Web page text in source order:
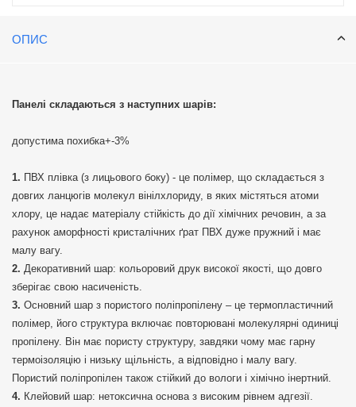
ОПИС
Панелі складаються з наступних шарів:
допустима похибка+-3%
ПВХ плівка (з лицьового боку) - це полімер, що складається з
довгих ланцюгів молекул вінілхлориду, в яких містяться атоми
хлору, це надає матеріалу стійкість до дії хімічних речовин, а за
рахунок аморфності кристалічних ґрат ПВХ дуже пружний і має
малу вагу.
Декоративний шар: кольоровий друк високої якості, що довго
зберігає свою насиченість.
Основний шар з пористого поліпропілену – це термопластичний
полімер, його структура включає повторювані молекулярні одиниці
пропілену. Він має пористу структуру, завдяки чому має гарну
термоізоляцію і низьку щільність, а відповідно і малу вагу.
Пористий поліпропілен також стійкий до вологи і хімічно інертний.
Клейовий шар: нетоксична основа з високим рівнем адгезії.